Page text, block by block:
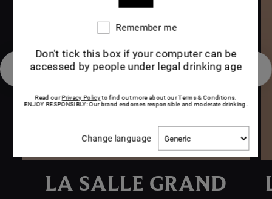
LA SALLE GRAND
Remember
Remember me
Don't tick this box if your computer can be
accessed by people under legal drinking age
Read ourPrivacy Policyto find out more about our Terms & Conditions.
ENJOY RESPONSIBLY: Our brand endorses responsible and moderate drinking.
Change languageChange
language